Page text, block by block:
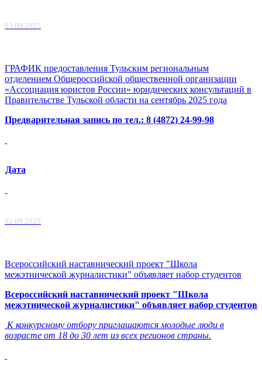
03.09.2025
ГРАФИК предоставления Тульским региональным
отделением Общероссийской общественной организации
«Ассоциация юристов России» юридических консультаций в
Правительстве Тульской области на сентябрь 2025 года
Предварительная запись по тел.: 8 (4872) 24-99-98
Дата
02.09.2025
Всероссийский наставнический проект "Школа
межэтнической журналистики" объявляет набор студентов
Всероссийский наставнический проект "Школа
межэтнической журналистики" объявляет набор студентов
К конкурсному отбору приглашаются молодые люди в
возрасте от 18 до 30 лет из всех регионов страны.